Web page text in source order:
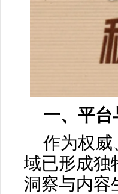
一、平
作为权威
域已形成独
洞察与内容